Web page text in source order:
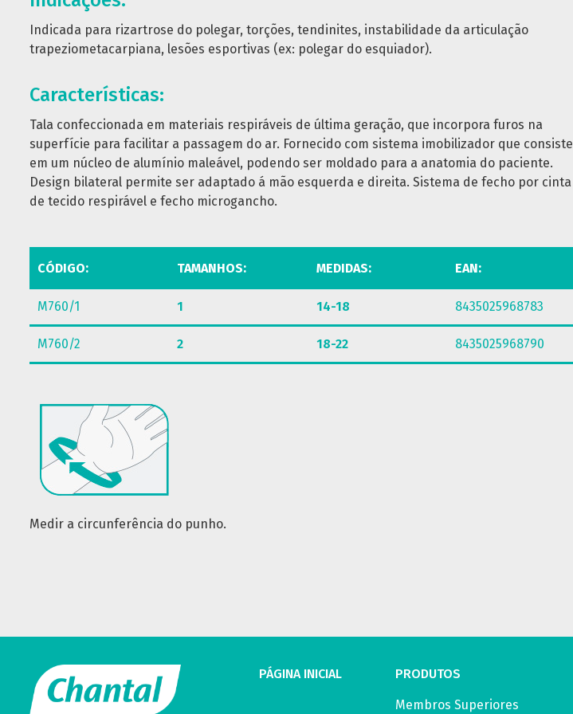
Indicada para rizartrose do polegar, torções, tendinites, instabilidade da articulação
trapeziometacarpiana, lesões esportivas (ex: polegar do esquiador).
Características:
Tala confeccionada em materiais respiráveis de última geração, que incorpora furos na
superfície para facilitar a passagem do ar. Fornecido com sistema imobilizador que consiste
em um núcleo de alumínio maleável, podendo ser moldado para a anatomia do paciente.
Design bilateral permite ser adaptado á mão esquerda e direita. Sistema de fecho por cinta
de tecido respirável e fecho microgancho.
CÓDIGO: TAMANHOS: MEDIDAS: EAN:
M760/1 1 14-18 8435025968783
M760/2 2 18-22 8435025968790
Medir a circunferência do punho.
PÁGINA INICIAL PRODUTOS
Membros Superiores